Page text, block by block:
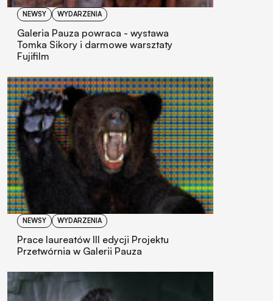
NEWSY WYDARZENIA
Galeria Pauza powraca - wystawa
Tomka Sikory i darmowe warsztaty
Fujifilm
NEWSY WYDARZENIA
Prace laureatów III edycji Projektu
Przetwórnia w Galerii Pauza